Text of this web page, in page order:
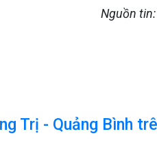
Nguồn
Trị - Quảng Bình